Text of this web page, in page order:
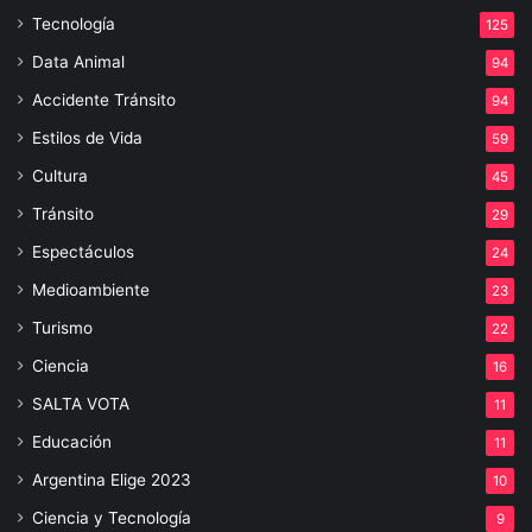
Tecnología 125
Data Animal 94
Accidente Tránsito 94
Estilos de Vida 59
Cultura 45
Tránsito 29
Espectáculos 24
Medioambiente 23
Turismo 22
Ciencia 16
SALTA VOTA 11
Educación 11
Argentina Elige 2023 10
Ciencia y Tecnología 9